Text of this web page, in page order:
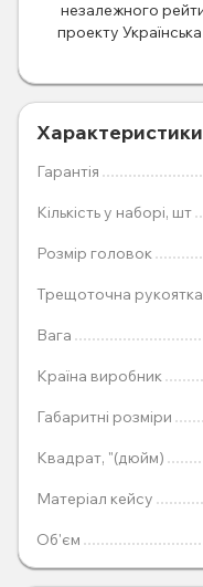
незалежного
проекту
Характеристики
Гарантія
Кількість у наборі, шт
Розмір головок
Трещоточна рукоятка
Вага
Країна виробник
Габаритні розміри
Квадрат, "(дюйм)
Матеріал кейсу
Об'єм